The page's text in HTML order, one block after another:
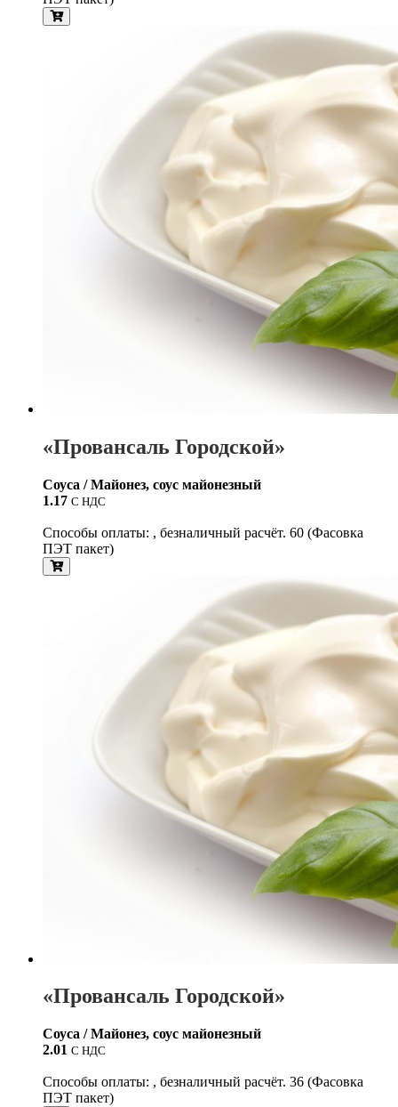
«Провансаль Городской»
Соуса / Майонез, соус майонезный
1.17 С НДС
Способы оплаты: , безналичный расчёт. 60 (Фасовка
ПЭТ пакет)
«Провансаль Городской»
Соуса / Майонез, соус майонезный
2.01 С НДС
Способы оплаты: , безналичный расчёт. 36 (Фасовка
ПЭТ пакет)